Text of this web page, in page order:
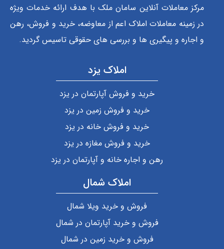
مرکز معاملات آنلاین سامان ملک با هدف ارائه خدمات ویژه
در زمینه معاملات املاک اعم از معاوضه، خرید و فروش، رهن
و اجاره و پیگیری ها و بررسی های حقوقی تاسیس گردید.
املاک یزد
خرید و فروش آپارتمان در یزد
خرید و فروش زمین در یزد
خرید و فروش خانه در یزد
خرید و فروش مغازه در یزد
رهن و اجاره خانه و آپارتمان در یزد
املاک شمال
فروش و خرید ویلا شمال
فروش و خرید آپارتمان در شمال
فروش و خرید زمین در شمال